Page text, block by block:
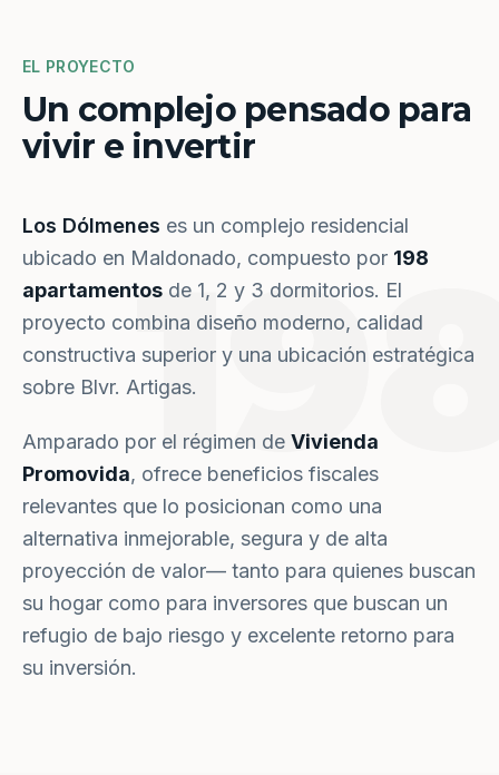
EL PROYECTO
Un complejo pensado para
vivir e invertir
Los Dólmenes es un complejo residencial
ubicado en Maldonado, compuesto por 198
apartamentos de 1, 2 y 3 dormitorios. El
proyecto combina diseño moderno, calidad
constructiva superior y una ubicación estratégica
sobre Blvr. Artigas.
Amparado por el régimen de Vivienda
Promovida, ofrece beneficios fiscales
relevantes que lo posicionan como una
alternativa inmejorable, segura y de alta
proyección de valor— tanto para quienes buscan
su hogar como para inversores que buscan un
refugio de bajo riesgo y excelente retorno para
su inversión.